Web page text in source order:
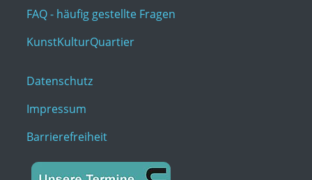
FAQ - häufig gestellte Fragen
KunstKulturQuartier
Datenschutz
Impressum
Barrierefreiheit